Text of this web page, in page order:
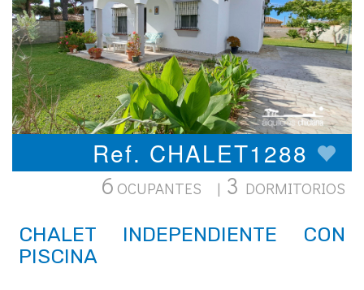
Ref. CHALET1288
6 OCUPANTES | 3 DORMITORIOS
CHALET INDEPENDIENTE CON
PISCINA